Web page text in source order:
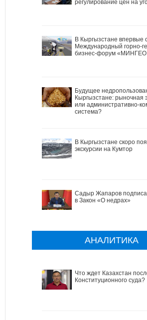
регулирование цен на
В Кыргызстане впервые
Международный горно-
бизнес-форум «МИНГЕО
Будущее
Кыргызстане: рыночная
или административно-
система?
В Кыргызстане скоро
экскурсии на Кумтор
Садыр Жапаров
в Закон «О недрах»
АНАЛИТИКА
Что ждет Казахстан
Конституционного суда?